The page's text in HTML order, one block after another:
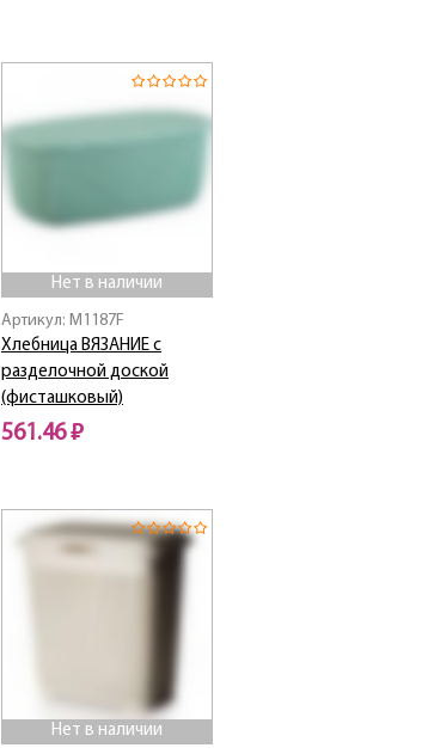
Нет в наличии
Артикул: M1187F
Хлебница ВЯЗАНИЕ с
разделочной доской
(фисташковый)
561.46 ₽
Нет в наличии